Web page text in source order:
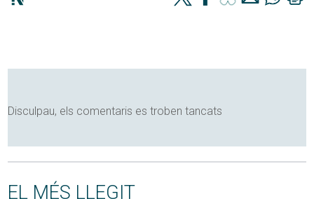
Disculpau, els comentaris es troben tancats
EL MÉS LLEGIT